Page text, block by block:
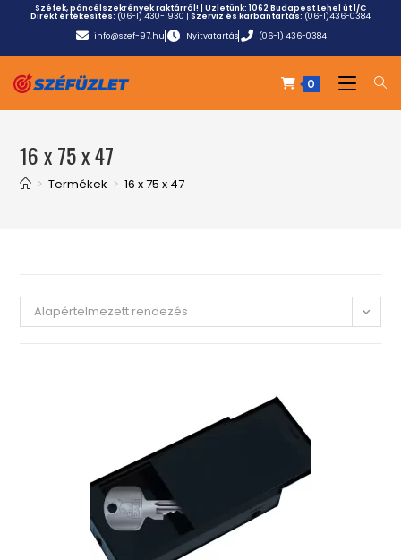
Széfek, páncélszekrények raktárról! | Üzletünk:1062 Budapest Lehel út 1/C
Direkt értékesítés: (06-1) 430-1930 | Szerviz és karbantartás: (06-1)436-0384
info@szef-97.hu
Nyitvatartás (06-1) 436-0384
0
16 x 75 x 47
> Termékek > 16 x 75 x 47
Alapértelmezett rendezés